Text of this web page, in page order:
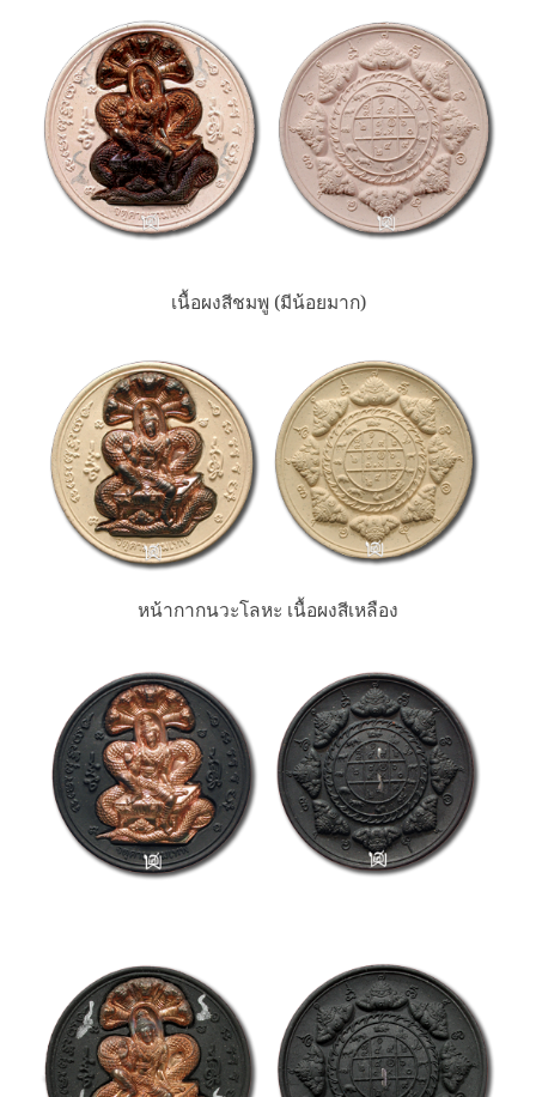
เนื้อผงสีชมพู (มีน้อยมาก)
หน้ากากนวะโลหะ เนื้อผงสีเหลือง